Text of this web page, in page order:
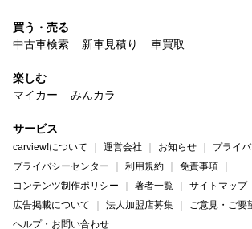
買う・売る
中古車検索
新車見積り 車買取
楽しむ
マイカー
みんカラ
サービス
carview!について 運営会社 お知らせ
プライ
プライバシーセンター
利用規約
免責事項
コンテンツ制作ポリシー
著者一覧
サイトマップ
広告掲載について
法人加盟店募集
ご意見・ご要
ヘルプ・お問い合わせ